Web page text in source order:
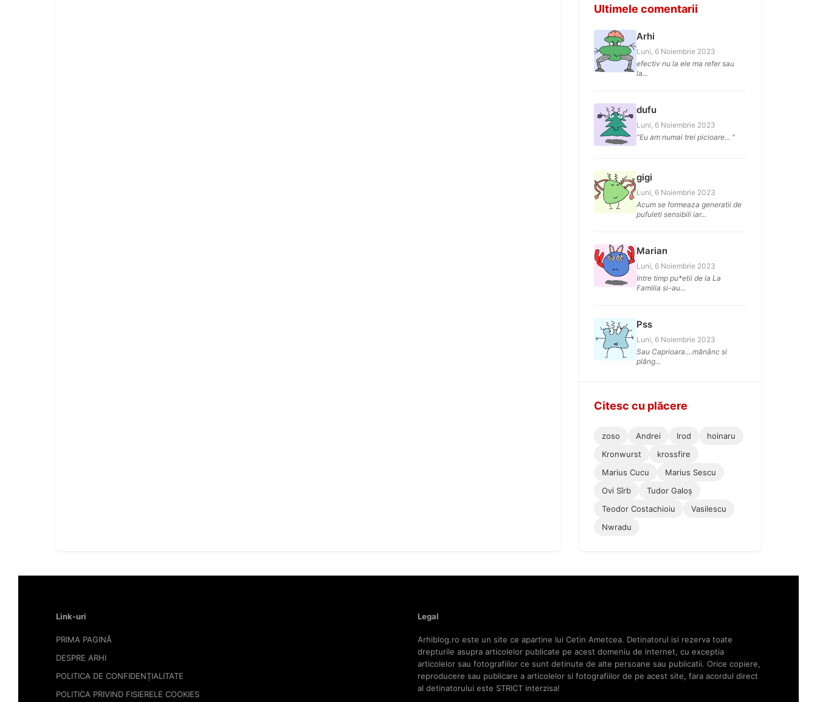
Ultimele comentarii
Arhi
Luni, 6 Noiembrie 2023
efectiv nu la ele ma refer sau
la...
dufu
Luni, 6 Noiembrie 2023
"Eu am numai trei picioare... "
gigi
Luni, 6 Noiembrie 2023
Acum se formeaza generatii de
pufuleti sensibili iar...
Marian
Luni, 6 Noiembrie 2023
Intre timp pu*etii de la La
Familia si-au...
Pss
Luni, 6 Noiembrie 2023
Sau Caprioara....mănânc si
plâng...
Citesc cu plăcere
zoso Andrei Irod
hoinaru
Kronwurst
krossfire
Marius Cucu
Marius Sescu
Ovi Sîrb
Tudor Galoș
Teodor Costachioiu
Vasilescu
Nwradu
Link-uri
PRIMA PAGINĂ
DESPRE ARHI
POLITICA DE CONFIDENȚIALITATE
POLITICA PRIVIND FISIERELE COOKIES
Legal
Arhiblog.ro este un site ce apartine lui Cetin Ametcea. Detinatorul isi rezerva toate
drepturile asupra articolelor publicate pe acest domeniu de internet, cu exceptia
articolelor sau fotografiilor ce sunt detinute de alte persoane sau publicatii. Orice copiere,
reproducere sau publicare a articolelor si fotografiilor de pe acest site, fara acordul direct
al detinatorului este STRICT interzisa!